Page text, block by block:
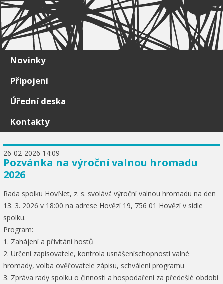
Skip to content
Novinky
Připojení
Úřední deska
Kontakty
26-02-2026 14:09
Pozvánka na výroční valnou hromadu
2026
Rada spolku HovNet, z. s. svolává výroční valnou hromadu na den
13. 3. 2026 v 18:00 na adrese Hovězí 19, 756 01 Hovězí v sídle
spolku.
Program:
1. Zahájení a přivítání hostů
2. Určení zapisovatele, kontrola usnášeníschopnosti valné
hromady, volba ověřovatele zápisu, schválení programu
3. Zpráva rady spolku o činnosti a hospodaření za předešlé období